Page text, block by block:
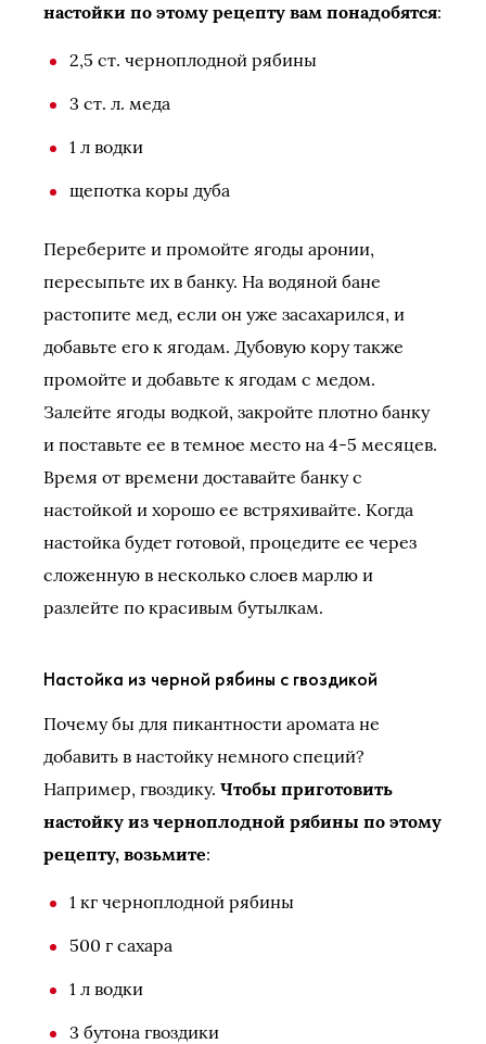
настойки по этому рецепту вам понадобятся:
2,5 ст. черноплодной рябины
3 ст. л. меда
1 л водки
щепотка коры дуба
Переберите и промойте ягоды аронии,
пересыпьте их в банку. На водяной бане
растопите мед, если он уже засахарился, и
добавьте его к ягодам. Дубовую кору также
промойте и добавьте к ягодам с медом.
Залейте ягоды водкой, закройте плотно банку
и поставьте ее в темное место на 4-5 месяцев.
Время от времени доставайте банку с
настойкой и хорошо ее встряхивайте. Когда
настойка будет готовой, процедите ее через
сложенную в несколько слоев марлю и
разлейте по красивым бутылкам.
Настойка из черной рябины с гвоздикой
Почему бы для пикантности аромата не
добавить в настойку немного специй?
Например, гвоздику. Чтобы приготовить
настойку из черноплодной рябины по этому
рецепту, возьмите:
1 кг черноплодной рябины
500 г сахара
1 л водки
3 бутона гвоздики